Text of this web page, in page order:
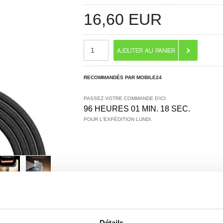
16,60 EUR
RECOMMANDÉS PAR MOBILE24
PASSEZ VOTRE COMMANDE D'ICI
96 HEURES 01 MIN. 17 SEC.
POUR L'EXPÉDITION LUNDI.